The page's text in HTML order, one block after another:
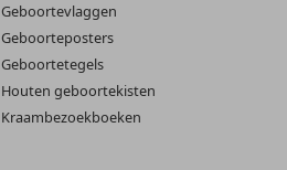
Geboortevlaggen
Geboorteposters
Geboortetegels
Houten geboortekisten
Kraambezoekboeken